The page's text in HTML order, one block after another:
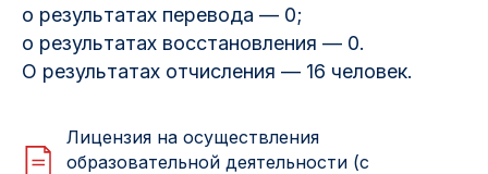
о результатах перевода — 0;
о результатах восстановления — 0.
О результатах отчисления — 16 человек.
Лицензия на осуществления
образовательной деятельности (с